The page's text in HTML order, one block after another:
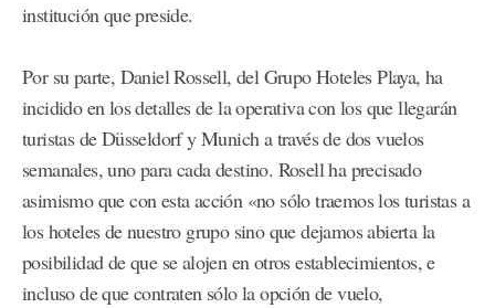
institución que preside.
Por su parte, Daniel Rossell, del Grupo Hoteles Playa, ha
incidido en los detalles de la operativa con los que llegarán
turistas de Düsseldorf y Munich a través de dos vuelos
semanales, uno para cada destino. Rosell ha precisado
asimismo que con esta acción «no sólo traemos los turistas a
los hoteles de nuestro grupo sino que dejamos abierta la
posibilidad de que se alojen en otros establecimientos, e
incluso de que contraten sólo la opción de vuelo,